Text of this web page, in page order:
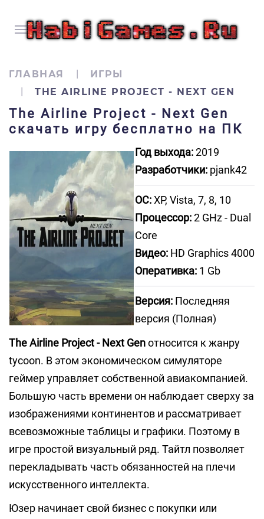
ГЛАВНАЯ
ИГРЫ
THE AIRLINE PROJECT - NEXT GEN
The Airline Project - Next Gen
скачать игру бесплатно на ПК
Год выхода:2019
Разработчики: pjank42
ОС:XP, Vista, 7, 8, 10
Процессор:2 GHz - Dual
Core
Видео: HD Graphics 4000
Оперативка: 1 Gb
Версия: Последняя
версия (Полная)
The Airline Project - Next Genотносится к жанру
tycoon. В этом экономическом симуляторе
геймер управляет собственной авиакомпанией.
Большую часть времени он наблюдает сверху за
изображениями континентов и рассматривает
всевозможные таблицы и графики. Поэтому в
игре простой визуальный ряд. Тайтл позволяет
перекладывать часть обязанностей на плечи
искусственного интеллекта.
Юзер начинает свой бизнес с покупки или